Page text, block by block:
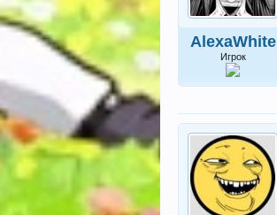
AlexaWhite
Игрок